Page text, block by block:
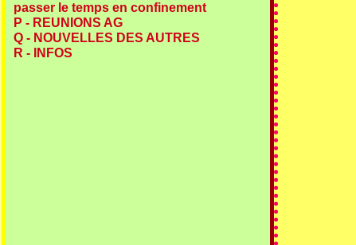
passer le temps en confinement
P - REUNIONS AG
Q - NOUVELLES DES AUTRES
R - INFOS